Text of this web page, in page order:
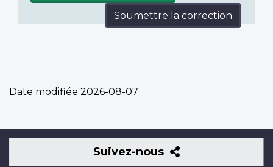
Soumettre la correction
Date modifiée 2026-08-07
Suivez-nous
Suivez-